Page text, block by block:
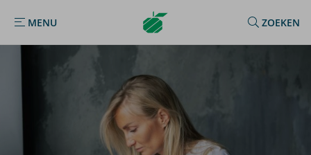
MENU
MENU
Argenta
Homepage
ZOEKEN